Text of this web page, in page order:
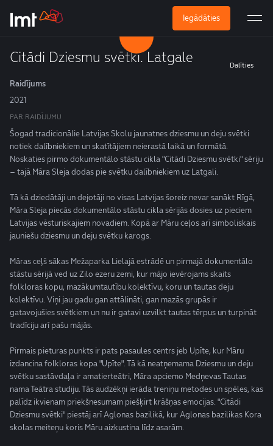
Iegādāties
Citādi Dziesmu svētki. Latgale Dalīties
Raidījums
2021
PAR RAIDĪJUMU
Šogad tradicionālie Latvijas Skolu jaunatnes dziesmu un deju svētki
notiek dalībniekiem un skatītājiem neierastā laikā un formātā.
Noskaties pirmo dokumentālo stāstu cikla "Citādi Dziesmu svētki" sēriju
– tajā Māra Sleja dodas pie svētku dalībniekiem uz Latgali.
Tā kā dziedātāji un dejotāji no visas Latvijas šoreiz nevar sanākt Rīgā,
Māra Sleja piecās dokumentālo stāstu cikla sērijās dosies uz pieciem
Latvijas vēsturiskajiem novadiem. Kopā ar Māru ceļos arī simboliskais
jauniešu dziesmu un deju svētku karogs.
Māras ceļš sākas Mežaparka Lielajā estrādē un pirmajā dokumentālo
stāstu sērijā ved uz Zilo ezeru zemi, kur mājo ievērojams skaits
folkloras kopu, mazākumtautību kolektīvu, koru un tautas deju
kolektīvu. Viņi jau gadu gan attālināti, gan mazās grupās ir
gatavojušies svētkiem un nu ir gatavi uzvilkt tautas tērpus un turpināt
tradīciju arī pašu mājās.
Pirmais pieturas punkts ir pats pasaules centrs jeb Upīte, kur Māru
izdancina folkloras kopa "Upīte". Tā kā neatņemama Dziesmu un deju
svētku sastāvdaļa ir amatierteātri, Māra apciemo Medņevas Tautas
nama Teātra studiju. Tās audzēkņi ierāda treniņu metodes un spēles, kas
palīdz ikvienam priekšnesumam piešķirt krāšņas emocijas. "Citādi
Dziesmu svētki" piestāj arī Aglonas bazilikā, kur Aglonas bazilikas Kora
skolas meiteņu koris Māru aizkustina līdz asarām.